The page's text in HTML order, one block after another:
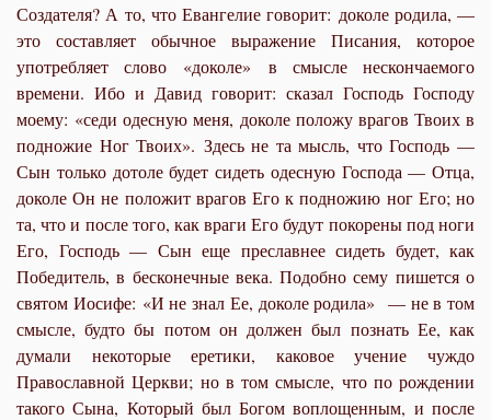
Создателя? А то, что Евангелие говорит: доколе родила, —
это составляет обычное выражение Писания, которое
употребляет слово «доколе» в смысле нескончаемого
времени. Ибо и Давид говорит: сказал Господь Господу
моему: «седи одесную меня, доколе положу врагов Твоих в
подножие Ног Твоих». Здесь не та мысль, что Господь —
Сын только дотоле будет сидеть одесную Господа — Отца,
доколе Он не положит врагов Его к подножию ног Его; но
та, что и после того, как враги Его будут покорены под ноги
Его, Господь — Сын еще преславнее сидеть будет, как
Победитель, в бесконечные века. Подобно сему пишется о
святом Иосифе: «И не знал Ее, доколе родила» — не в том
смысле, будто бы потом он должен был познать Ее, как
думали некоторые еретики, каковое учение чуждо
Православной Церкви; но в том смысле, что по рождении
такого Сына, Который был Богом воплощенным, и после